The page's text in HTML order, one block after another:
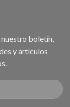
boletín,
y artículos